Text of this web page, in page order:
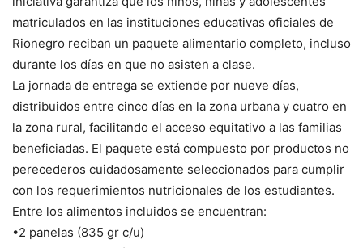
matriculados en las instituciones educativas oficiales de
Rionegro reciban un paquete alimentario completo, incluso
durante los días en que no asisten a clase.
La jornada de entrega se extiende por nueve días,
distribuidos entre cinco días en la zona urbana y cuatro en
la zona rural, facilitando el acceso equitativo a las familias
beneficiadas. El paquete está compuesto por productos no
perecederos cuidadosamente seleccionados para cumplir
con los requerimientos nutricionales de los estudiantes.
Entre los alimentos incluidos se encuentran:
•2 panelas (835 gr c/u)